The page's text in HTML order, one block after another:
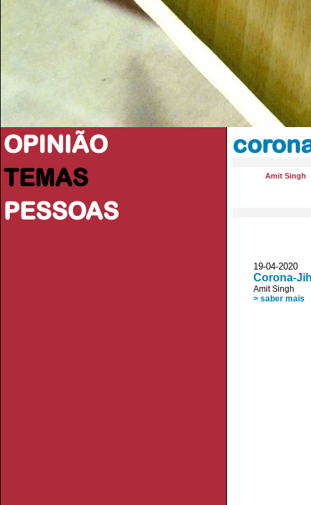
OPINIÃO
TEMAS
PESSOAS
Amit Singh
19-04-2020
Corona-
Amit Singh
> saber mais